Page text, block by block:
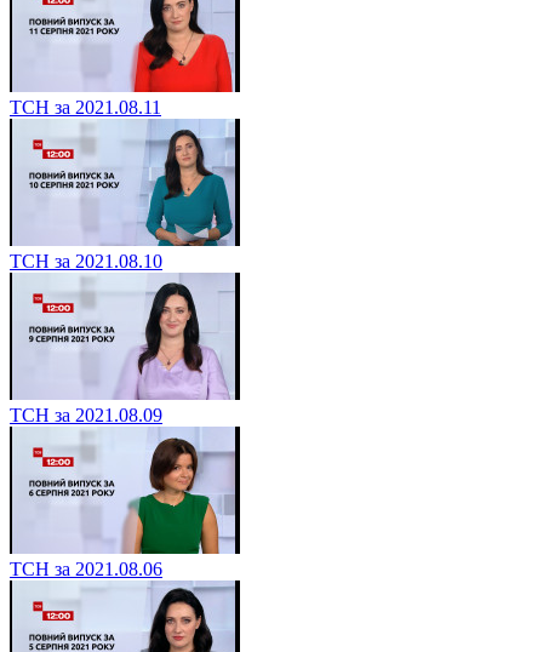
ТСН за 2021.08.11
ТСН за 2021.08.10
ТСН за 2021.08.09
ТСН за 2021.08.06